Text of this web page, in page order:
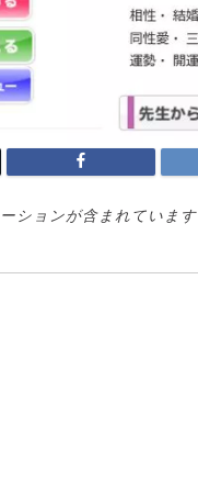
ーションが含まれていま